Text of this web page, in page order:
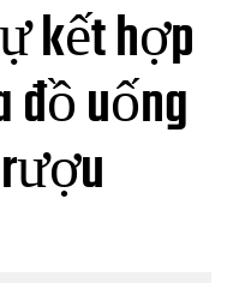
kết hợp
đồ uống